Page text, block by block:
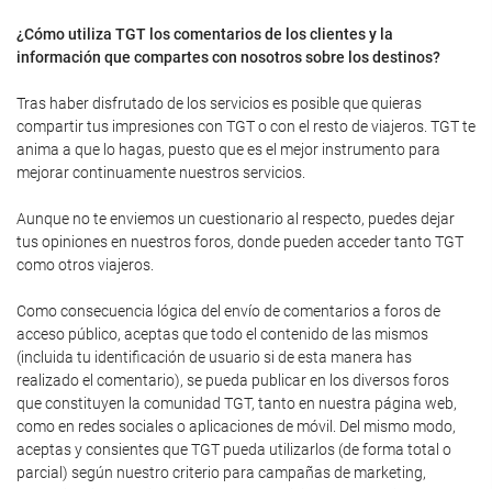
¿Cómo utiliza TGT los comentarios de los clientes y la
información que compartes con nosotros sobre los destinos?
Tras haber disfrutado de los servicios es posible que quieras
compartir tus impresiones con TGT o con el resto de viajeros. TGT te
anima a que lo hagas, puesto que es el mejor instrumento para
mejorar continuamente nuestros servicios.
Aunque no te enviemos un cuestionario al respecto, puedes dejar
tus opiniones en nuestros foros, donde pueden acceder tanto TGT
como otros viajeros.
Como consecuencia lógica del envío de comentarios a foros de
acceso público, aceptas que todo el contenido de las mismos
(incluida tu identificación de usuario si de esta manera has
realizado el comentario), se pueda publicar en los diversos foros
que constituyen la comunidad TGT, tanto en nuestra página web,
como en redes sociales o aplicaciones de móvil. Del mismo modo,
aceptas y consientes que TGT pueda utilizarlos (de forma total o
parcial) según nuestro criterio para campañas de marketing,